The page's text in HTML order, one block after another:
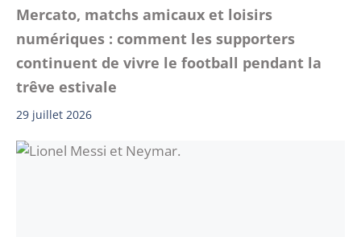
Mercato, matchs amicaux et loisirs
numériques : comment les supporters
continuent de vivre le football pendant la
trêve estivale
29 juillet 2026